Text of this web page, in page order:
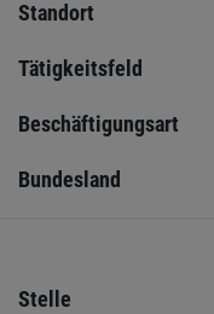
Standort
Tätigkeitsfeld
Beschäftigungsart
Bundesland
Stelle